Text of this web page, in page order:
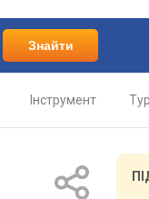
Знайти
Інструмент